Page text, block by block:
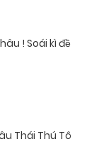
! Soái kì đề
Thái Thú Tô